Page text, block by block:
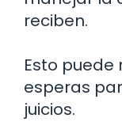
reciben.
Esto
esperas
juicios.